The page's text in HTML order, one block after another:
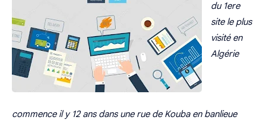
du 1ere
site le plus
visité en
Algérie
commence il y 12 ans dans une rue de Kouba en banlieue